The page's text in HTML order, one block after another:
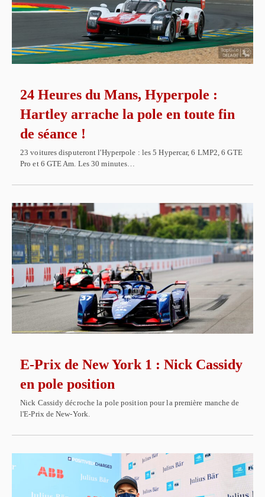
24 Heures du Mans, Hyperpole :
Hartley arrache la pole en toute fin
de séance !
23 voitures disputeront l'Hyperpole : les 5 Hypercar, 6 LMP2, 6 GTE
Pro et 6 GTE Am. Les 30 minutes…
E-Prix de New York 1 : Nick Cassidy
en pole position
Nick Cassidy décroche la pole position pour la première manche de
l'E-Prix de New-York.